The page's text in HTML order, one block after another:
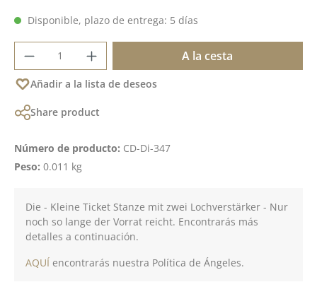
Disponible, plazo de entrega: 5 días
Cantidad del producto: introduce la
A la cesta
Añadir a la lista de deseos
Share product
Número de producto: CD-Di-347
Peso: 0.011 kg
Die - Kleine Ticket Stanze mit zwei Lochverstärker - Nur
noch so lange der Vorrat reicht. Encontrarás más
detalles a continuación.
AQUÍ encontrarás nuestra Política de Ángeles.